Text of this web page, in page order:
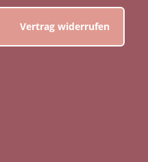
Vertrag widerrufen